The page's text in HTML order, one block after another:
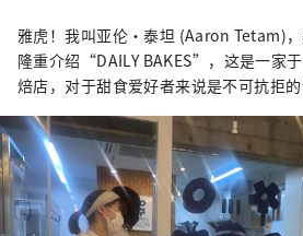
老式的人文气息。这座
城市的独特特征有关，
120 个国家的约 17,000
雅虎！我叫亚伦·泰坦 (Aaron Tetam)，
隆重介绍“DAILY BAKES”，这是一家
焙店，对于甜食爱好者来说是不可抗拒的